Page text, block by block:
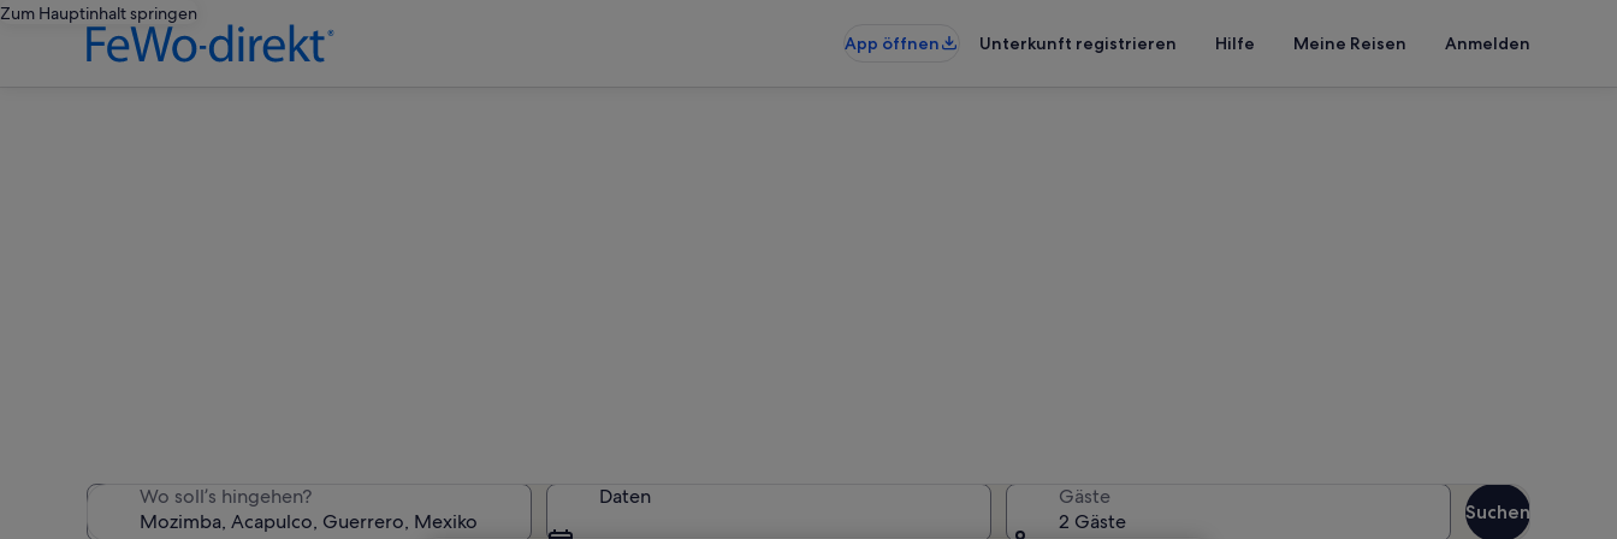
Zum Hauptinhalt springen
App öffnen
Unterkunft registrieren Hilfe Meine Reisen Anmelden
Wo soll’s hingehen? Daten
Gäste
2 Gäste
Suchen